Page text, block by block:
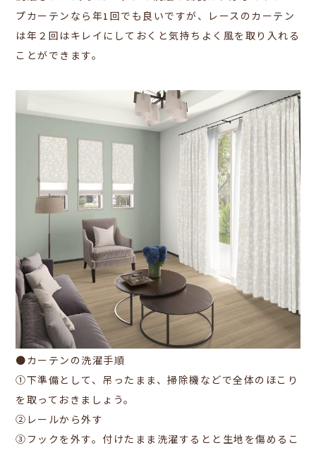
プカーテンなら年1回でも良いですが、レースのカーテン
は年２回はキレイにしておくと気持ちよく風を取り入れる
ことができます。
●カーテンの洗濯手順
①下準備として、吊ったまま、掃除機などで全体のほこり
を取っておきましょう。
②レールから外す
③フックを外す。付けたまま洗濯するとと生地を傷めるこ